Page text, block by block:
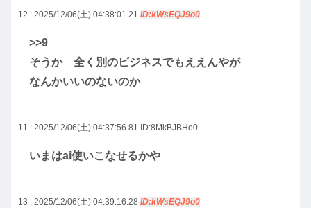
12 : 2025/12/06(土) 04:38:01.21 ID:kWsEQJ9o0
>>9
そうか 全く別のビジネスでもええんやが
なんかいいのないのか
11 : 2025/12/06(土) 04:37:56.81 ID:8MkBJBHo0
いまはai使いこなせるかや
13 : 2025/12/06(土) 04:39:16.28 ID:kWsEQJ9o0